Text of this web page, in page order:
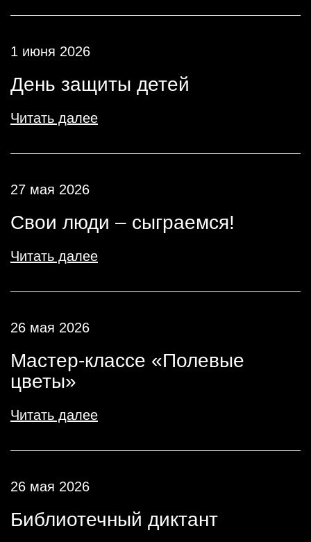
1 июня 2026
День защиты детей
Читать далее
27 мая 2026
Свои люди – сыграемся!
Читать далее
26 мая 2026
Мастер-классе «Полевые
цветы»
Читать далее
26 мая 2026
Библиотечный диктант